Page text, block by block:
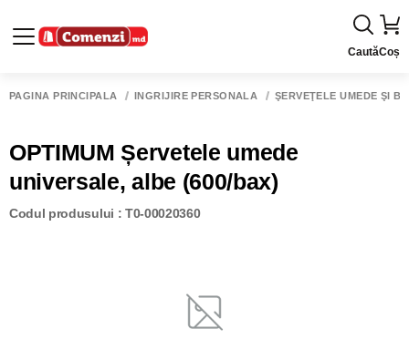
CautăCoș
PAGINA PRINCIPALĂ ÎNGRIJIRE PERSONALĂ ŞERVEŢELE UMEDE ŞI
OPTIMUM Șervetele umede
universale, albe (600/bax)
Codul produsului : T0-00020360